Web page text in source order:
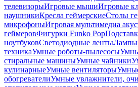
телевизорыИгровые мышиИгровые
наушникиКресла геймерскиеСтолы
микрофоныИгровая мультимедиа
геймеровФигурки Funko Pop
ноутбуковСветодиодные лентыЛампы
техникаУмные роботы-пылесосы
стиральные машиныУмные чайники
кулинарныеУмные вентиляторы
обогревателиУмные увлажнители,